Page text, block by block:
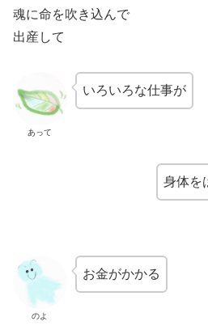
魂に命を吹き込んで
出産して
あって
いろいろな仕事が
身体を
のよ
お金がかかる